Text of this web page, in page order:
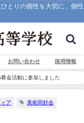
とりの個性を大切に、個性
お問い合わせ 採用情報
募金活動に参加しました
ア 美術同好会